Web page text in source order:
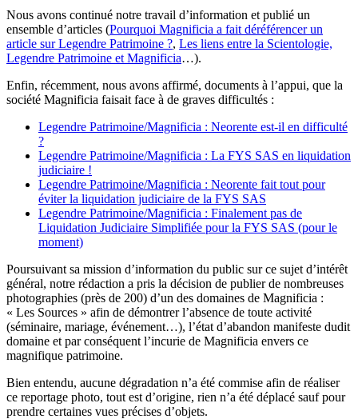
Nous avons continué notre travail d’information et publié un
ensemble d’articles (Pourquoi Magnificia a fait déréférencer un
article sur Legendre Patrimoine ?, Les liens entre la Scientologie,
Legendre Patrimoine et Magnificia…).
Enfin, récemment, nous avons affirmé, documents à l’appui, que la
société Magnificia faisait face à de graves difficultés :
Legendre Patrimoine/Magnificia : Neorente est-il en difficulté
?
Legendre Patrimoine/Magnificia : La FYS SAS en liquidation
judiciaire !
Legendre Patrimoine/Magnificia : Neorente fait tout pour
éviter la liquidation judiciaire de la FYS SAS
Legendre Patrimoine/Magnificia : Finalement pas de
Liquidation Judiciaire Simplifiée pour la FYS SAS (pour le
moment)
Poursuivant sa mission d’information du public sur ce sujet d’intérêt
général, notre rédaction a pris la décision de publier de nombreuses
photographies (près de 200) d’un des domaines de Magnificia :
« Les Sources » afin de démontrer l’absence de toute activité
(séminaire, mariage, événement…), l’état d’abandon manifeste dudit
domaine et par conséquent l’incurie de Magnificia envers ce
magnifique patrimoine.
Bien entendu, aucune dégradation n’a été commise afin de réaliser
ce reportage photo, tout est d’origine, rien n’a été déplacé sauf pour
prendre certaines vues précises d’objets.